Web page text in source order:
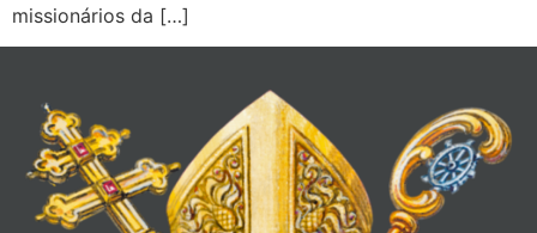
missionários da […]